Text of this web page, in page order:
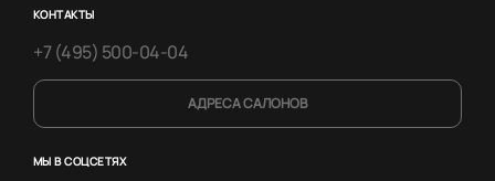
КОНТАКТЫ
+7 (495) 500-04-04
АДРЕСА САЛОНОВ
МЫ В СОЦСЕТЯХ